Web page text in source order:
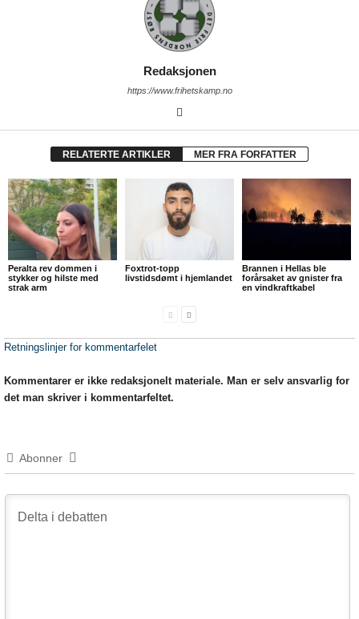
Redaksjonen
https://www.frihetskamp.no
RELATERTE ARTIKLER MER FRA FORFATTER
Peralta rev dommen i
stykker og hilste med
strak arm
Foxtrot-topp
livstidsdømt i hjemlandet
Brannen i Hellas ble
forårsaket av gnister fra
en vindkraftkabel
Retningslinjer for kommentarfelet
Kommentarer er ikke redaksjonelt materiale. Man er selv ansvarlig for
det man skriver i kommentarfeltet.
Abonner